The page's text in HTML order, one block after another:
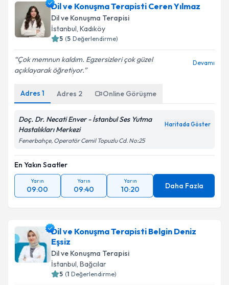
E-posta Adresiniz
Kişisel verilerimin işlenmesine ilişkin
Aydınlatma
Metni'ni okudum ve kişisel verilerimin belirtilen
Takvim Talebini Gönder
Dil ve Konuşma Terapisti Ceren Yılmaz
Dil ve Konuşma Terapisi
İstanbul, Kadıköy
5 (5 Değerlendirme)
Çok memnun kaldım. Egzersizleri çok güzel
açıklayarak öğretiyor.
Devamı
Adres 1 Adres 2 Online Görüşme
Doç. Dr. Necati Enver - İstanbul Ses Yutma
Hastalıkları Merkezi
Haritada Göster
Fenerbahçe, Operatör Cemil Topuzlu Cd. No:25
En Yakın Saatler
Yarın
09:00
Yarın
09:40
Yarın
10:20 Daha Fazla
Dil ve Konuşma Terapisti Belgin Deniz
Eşsiz
Dil ve Konuşma Terapisi
İstanbul, Bağcılar
5 (1 Değerlendirme)